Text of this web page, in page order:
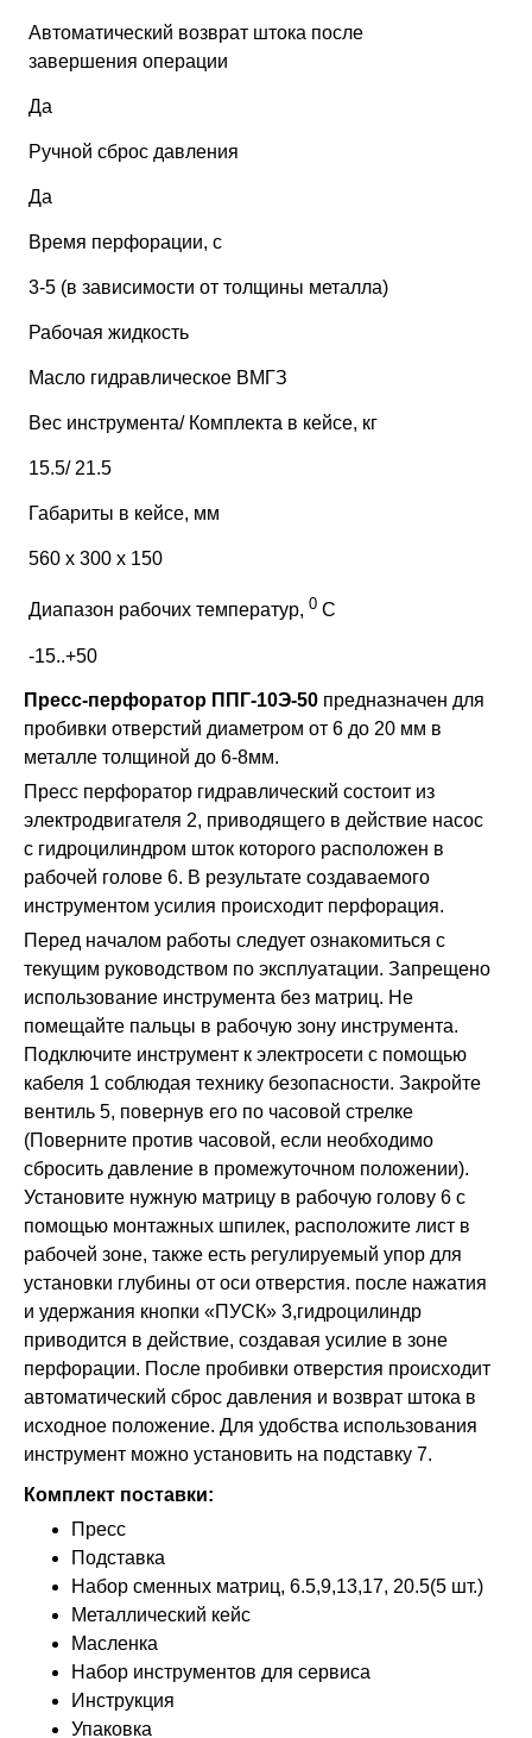
Автоматический возврат штока после
завершения операции
Да
Ручной сброс давления
Да
Время перфорации, с
3-5 (в зависимости от толщины металла)
Рабочая жидкость
Масло гидравлическое ВМГЗ
Вес инструмента/ Комплекта в кейсе, кг
15.5/ 21.5
Габариты в кейсе, мм
560 х 300 х 150
Диапазон рабочих температур,0С
-15..+50
Пресс-перфоратор ППГ-10Э-50 предназначен для
пробивки отверстий диаметром от 6 до 20 мм в
металле толщиной до 6-8мм.
Пресс перфоратор гидравлический состоит из
электродвигателя 2, приводящего в действие насос
с гидроцилиндром шток которого расположен в
рабочей голове 6. В результате создаваемого
инструментом усилия происходит перфорация.
Перед началом работы следует ознакомиться с
текущим руководством по эксплуатации. Запрещено
использование инструмента без матриц. Не
помещайте пальцы в рабочую зону инструмента.
Подключите инструмент к электросети с помощью
кабеля 1 соблюдая технику безопасности. Закройте
вентиль 5, повернув его по часовой стрелке
(Поверните против часовой, если необходимо
сбросить давление в промежуточном положении).
Установите нужную матрицу в рабочую голову 6 с
помощью монтажных шпилек, расположите лист в
рабочей зоне, также есть регулируемый упор для
установки глубины от оси отверстия. после нажатия
и удержания кнопки «ПУСК» 3,гидроцилиндр
приводится в действие, создавая усилие в зоне
перфорации. После пробивки отверстия происходит
автоматический сброс давления и возврат штока в
исходное положение. Для удобства использования
инструмент можно установить на подставку 7.
Комплект поставки:
Пресс
Подставка
Набор сменных матриц, 6.5,9,13,17, 20.5(5 шт.)
Металлический кейс
Масленка
Набор инструментов для сервиса
Инструкция
Упаковка